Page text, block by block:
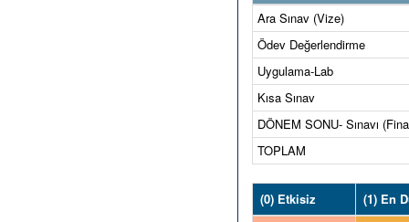
Ara Sınav (Vize)
Ödev Değerlendirme
Uygulama-Lab
Kısa Sınav
DÖNEM SONU- Sınavı
TOPLAM
(0) Etkisiz
(1) En